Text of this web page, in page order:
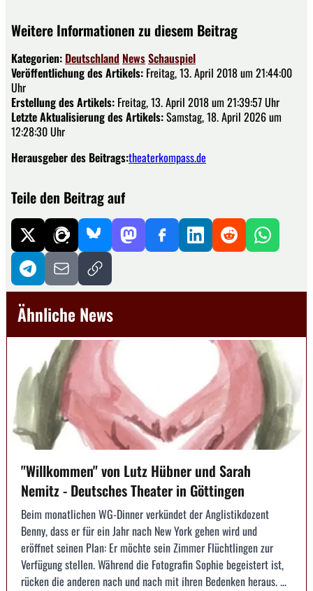
Weitere Informationen zu diesem Beitrag
Kategorien: Deutschland NewsSchauspiel
Veröffentlichung des Artikels: Freitag, 13. April 2018 um 21:44:00
Uhr
Erstellung des Artikels: Freitag, 13. April 2018 um 21:39:57 Uhr
Letzte Aktualisierung des Artikels:Samstag, 18. April 2026 um
12:28:30 Uhr
Herausgeber des Beitrags:theaterkompass.de
Teile den Beitrag auf
Ähnliche News
"Willkommen" von Lutz Hübner und Sarah
Nemitz - Deutsches Theater in Göttingen
Beim monatlichen WG-Dinner verkündet der Anglistikdozent
Benny, dass er für ein Jahr nach New York gehen wird und
eröffnet seinen Plan: Er möchte sein Zimmer Flüchtlingen zur
Verfügung stellen. Während die Fotografin Sophie begeistert ist,
rücken die anderen nach und nach mit ihren Bedenken heraus. ...